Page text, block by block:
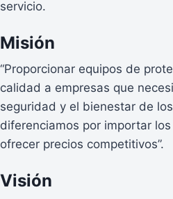
servicio.
Misión
“Proporcionar equipos de
calidad a empresas que
seguridad y el bienestar de
diferenciamos por importar
ofrecer precios competitivos”.
Visión